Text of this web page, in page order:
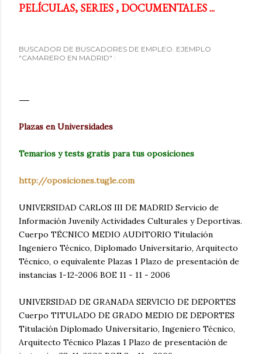
PELÍCULAS, SERIES , DOCUMENTALES ...
BUSCADOR DE BUSCADORES DE EMPLEO. EJEMPLO
"CAMARERO EN MADRID" :
Plazas en Universidades
Temarios y tests gratis para tus oposiciones
http://oposiciones.tugle.com
UNIVERSIDAD CARLOS III DE MADRID Servicio de
Información Juvenily Actividades Culturales y Deportivas.
Cuerpo TÉCNICO MEDIO AUDITORIO Titulación
Ingeniero Técnico, Diplomado Universitario, Arquitecto
Técnico, o equivalente Plazas 1 Plazo de presentación de
instancias 1-12-2006 BOE 11 - 11 - 2006
UNIVERSIDAD DE GRANADA SERVICIO DE DEPORTES
Cuerpo TITULADO DE GRADO MEDIO DE DEPORTES
Titulación Diplomado Universitario, Ingeniero Técnico,
Arquitecto Técnico Plazas 1 Plazo de presentación de